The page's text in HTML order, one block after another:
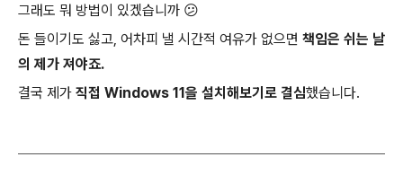
그래도 뭐 방법이 있겠습니까 😕
돈 들이기도 싫고, 어차피 낼 시간적 여유가 없으면 책임은 쉬는 날
의 제가 져야죠.
결국 제가 직접 Windows 11을 설치해보기로 결심했습니다.